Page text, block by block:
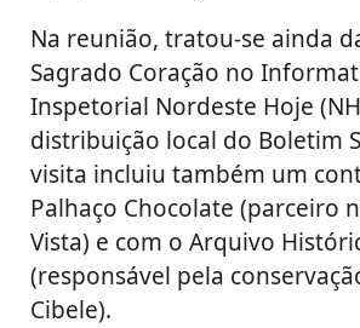
Na reunião, tratou-se ainda
Sagrado Coração no
Inspetorial Nordeste Hoje
distribuição local do Boletim
visita incluiu também um
Palhaço Chocolate (parceiro
Vista) e com o Arquivo
(responsável pela
Cibele).